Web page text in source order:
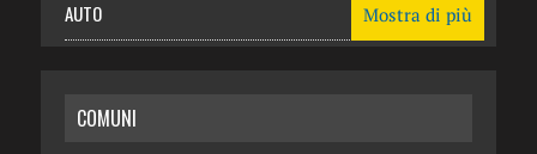
AUTO
RISPARMIO
Mostra di più
COMUNI